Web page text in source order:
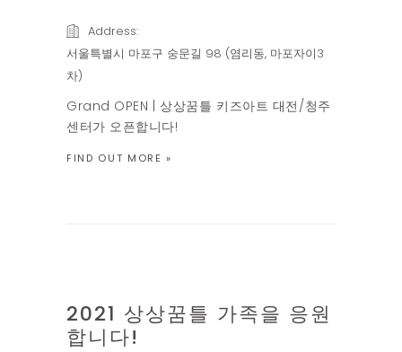
Address:
서울특별시 마포구 숭문길 98 (염리동, 마포자이3
차)
Grand OPEN | 상상꿈틀 키즈아트 대전/청주
센터가 오픈합니다!
FIND OUT MORE »
17
2021 상상꿈틀 가족을 응원
합니다!